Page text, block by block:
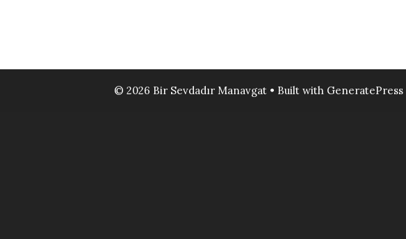
© 2026 Bir Sevdadır Manavgat • Built with GeneratePress